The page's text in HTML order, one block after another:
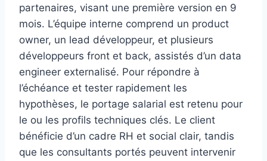
partenaires, visant une première version en 9
mois. L’équipe interne comprend un product
owner, un lead développeur, et plusieurs
développeurs front et back, assistés d’un data
engineer externalisé. Pour répondre à
l’échéance et tester rapidement les
hypothèses, le portage salarial est retenu pour
le ou les profils techniques clés. Le client
bénéficie d’un cadre RH et social clair, tandis
que les consultants portés peuvent intervenir